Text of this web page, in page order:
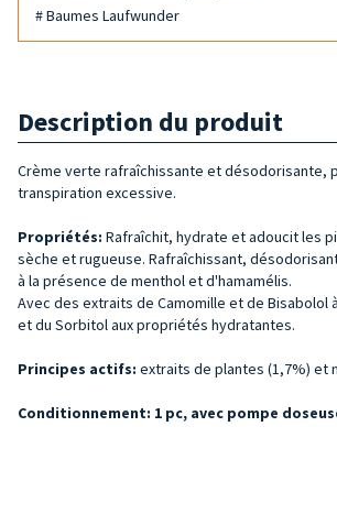
# Baumes Laufwunder
Description du produit
Crème verte rafraîchissante et désodorisante,
transpiration excessive.
Propriétés: Rafraîchit, hydrate et adoucit les
sèche et rugueuse. Rafraîchissant,
à la présence de menthol et d'hamamélis.
Avec des extraits de Camomille et de Bisabolol
et du Sorbitol aux propriétés hydratantes.
Principes actifs: extraits de plantes (1,7%) et
Conditionnement: 1 pc, avec pompe